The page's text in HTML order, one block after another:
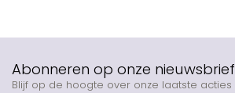
Abonneren op onze nieuwsbrief
Blijf op de hoogte over onze laatste acties